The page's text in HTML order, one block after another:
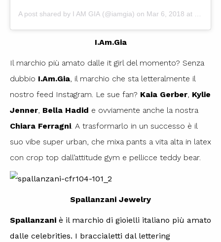
A post shared by I AM GIA (@iamgia) on Mar 6, 2018 at 1:53pm PST
I.Am.Gia
Il marchio più amato dalle it girl del momento? Senza
dubbio I.Am.Gia, il marchio che sta letteralmente il
nostro feed Instagram. Le sue fan? Kaia Gerber, Kylie
Jenner, Bella Hadid e ovviamente anche la nostra
Chiara Ferragni. A trasformarlo in un successo è il
suo vibe super urban, che mixa pants a vita alta in latex
con crop top dall’attitude gym e pellicce teddy bear.
Spallanzani Jewelry
Spallanzani è il marchio di gioielli italiano più amato
dalle celebrities. I braccialetti dal lettering